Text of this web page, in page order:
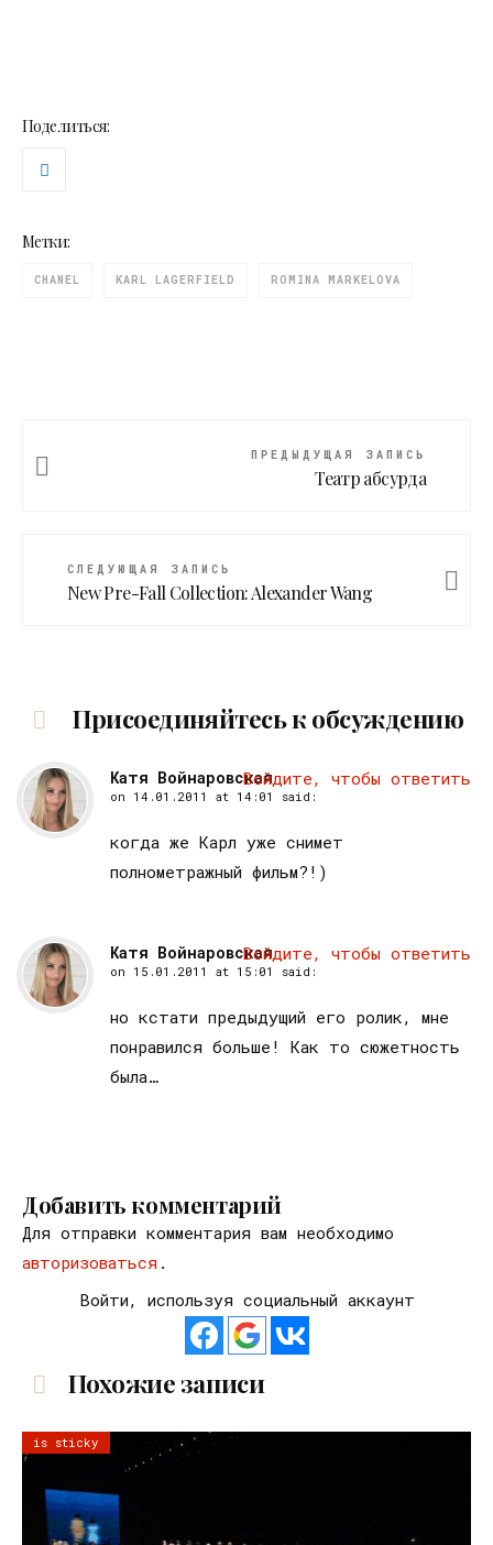
Поделиться:
Метки:
CHANEL KARL LAGERFIELD ROMINA MARKELOVA
ПРЕДЫДУЩАЯ ЗАПИСЬ
Театр абсурда
СЛЕДУЮЩАЯ ЗАПИСЬ
New Pre-Fall Collection: Alexander Wang
Присоединяйтесь к обсуждению
Катя Войнаровская
on 14.01.2011 at 14:01 said:
когда же Карл уже снимет
полнометражный фильм?!)
Войдите, чтобы ответить
Катя Войнаровская
on 15.01.2011 at 15:01 said:
но кстати предыдущий его ролик, мне
понравился больше! Как то сюжетность
была…
Войдите, чтобы ответить
Добавить комментарий
Для отправки комментария вам необходимо
авторизоваться .
Войти, используя социальный аккаунт
Похожие записи
is sticky